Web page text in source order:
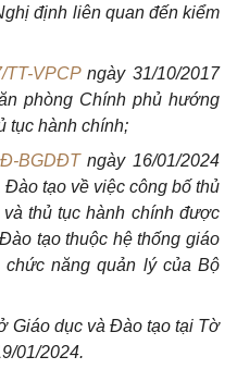
định liên quan đến kiểm
TT-VPCPngày 31/10/2017
phòng Chính phủ hướng
tục hành chính;
BGDĐTngày 16/01/2024
tạo về việc công bố thủ
thủ tục hành chính được
tạo thuộc hệ thống giáo
năng quản lý của Bộ
Giáo dục và Đào tạo tại Tờ
01/2024.